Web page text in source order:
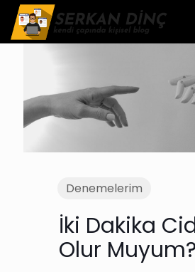
Denemelerim
İki Dakika
Olur Muyum?